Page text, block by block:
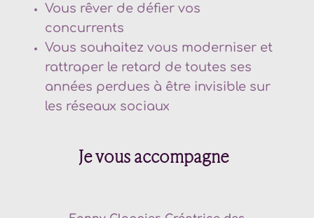
Vous rêver de défier vos
concurrents
Vous souhaitez vous moderniser et
rattraper le retard de toutes ses
années perdues à être invisible sur
les réseaux sociaux
Je vous accompagne